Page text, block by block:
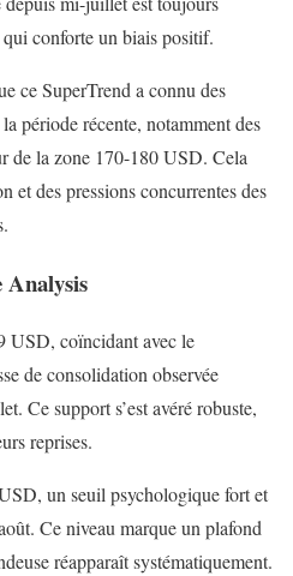
conforte un biais positif.
ce SuperTrend a connu des
période récente, notamment des
de la zone 170-180 USD. Cela
et des pressions concurrentes des
Analysis
USD, coïncidant avec le
de consolidation observée
Ce support s’est avéré robuste,
reprises.
un seuil psychologique fort et
Ce niveau marque un plafond
réapparaît systématiquement.